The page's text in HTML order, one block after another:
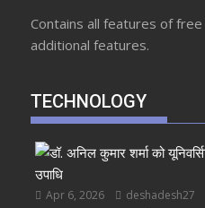
Contains all features of
additional features.
TECHNOLOGY
Apr 6, 2026 deshadesh27